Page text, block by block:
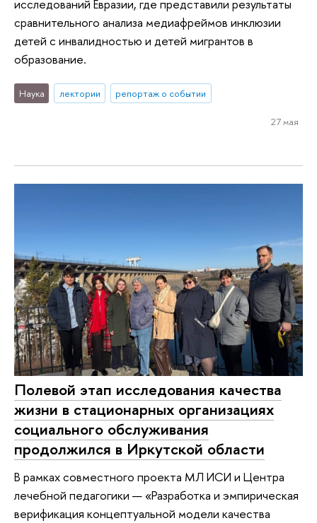
исследований Евразии, где представили результаты
сравнительного анализа медиафреймов инклюзии
детей с инвалидностью и детей мигрантов в
образование.
Наука лектории репортаж о событии
27 мая
Полевой этап исследования качества
жизни в стационарных организациях
социального обслуживания
продолжился в Иркутской области
В рамках совместного проекта МЛ ИСИ и Центра
лечебной педагогики — «Разработка и эмпирическая
верификация концептуальной модели качества